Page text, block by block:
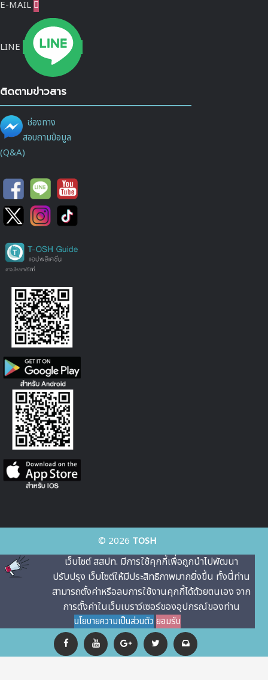
E-MAIL 
LINE
ติดตามข่าวสาร
ช่องทาง
สอบถามข้อมูล
(Q&A)
© 2026 TOSH
เว็บไซต์ สสปท. มีการใช้คุกกี้เพื่อถูกนําไปพัฒนา
ปรับปรุง เว็บไซต์ให้มีประสิทธิภาพมากยิ่งขึ้น ทั้งนี้ท่าน
สามารถตั้งค่าหรือลบการใช้งานคุกกี้ได้ด้วยตนเอง จาก
การตั้งค่าในเว็บเบราว์เซอร์ของอุปกรณ์ของท่าน
นโยบายความเป็นส่วนตัว ยอมรับ